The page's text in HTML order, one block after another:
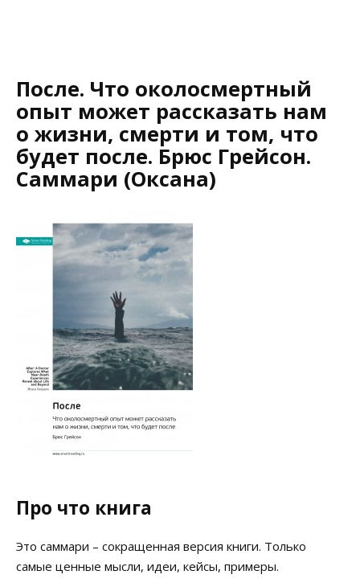
После. Что околосмертный
опыт может рассказать нам
о жизни, смерти и том, что
будет после. Брюс Грейсон.
Саммари (Оксана)
Про что книга
Это саммари – сокращенная версия книги. Только
самые ценные мысли, идеи, кейсы, примеры.